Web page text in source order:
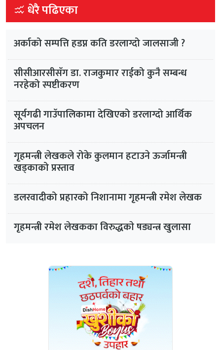
धेरै पढिएका
अर्काको सम्पत्ति हडप्न कति डरलाग्दो जालसाजी ?
सीसीआरसीसँग डा. राजकुमार राईको कुनै सम्बन्ध
नरहेको स्पष्टीकरण
सूर्यगढी गाउँपालिकामा देखिएको डरलाग्दो आर्थिक
अपचलन
गृहमन्त्री लेखकले रोके कुलमान हटाउने ऊर्जामन्त्री
खड्काको प्रस्ताव
डलरवादीको प्रहारको निशानामा गृहमन्त्री रमेश लेखक
गृहमन्त्री रमेश लेखकका विरुद्धकाे षड्यन्त्र खुलासा